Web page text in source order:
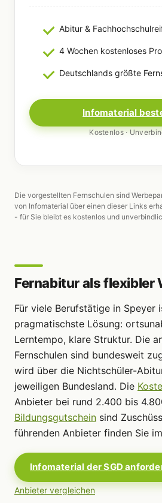
Abitur &
4 Wochen kostenloses
Deutschlands größte
Infomaterial
Kostenlos ·
Die vorgestellten Fernschulen sind
von Infomaterial über einen dieser Links
- für Sie bleibt es kostenlos und
Fernabitur als flexibler
Für viele Berufstätige in Speyer
pragmatischste Lösung:
Lerntempo, klare Struktur. Die
Fernschulen sind bundesweit
wird über die Nichtschüler-
jeweiligen Bundesland. Die
Anbieter bei rund 2.400 bis
Bildungsgutschein sind
führenden Anbieter finden Sie
Infomaterial der SGD
Anbieter vergleichen